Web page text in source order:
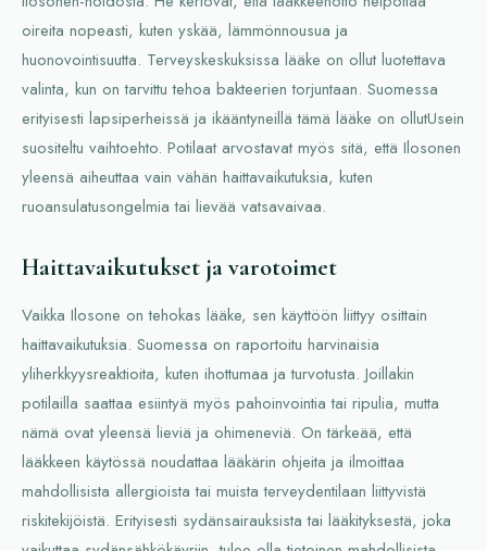
oireita nopeasti, kuten yskää, lämmönnousua ja
huonovointisuutta. Terveyskeskuksissa lääke on ollut luotettava
valinta, kun on tarvittu tehoa bakteerien torjuntaan. Suomessa
erityisesti lapsiperheissä ja ikääntyneillä tämä lääke on ollutUsein
suositeltu vaihtoehto. Potilaat arvostavat myös sitä, että Ilosonen
yleensä aiheuttaa vain vähän haittavaikutuksia, kuten
ruoansulatusongelmia tai lievää vatsavaivaa.
Haittavaikutukset ja varotoimet
Vaikka Ilosone on tehokas lääke, sen käyttöön liittyy osittain
haittavaikutuksia. Suomessa on raportoitu harvinaisia
yliherkkyysreaktioita, kuten ihottumaa ja turvotusta. Joillakin
potilailla saattaa esiintyä myös pahoinvointia tai ripulia, mutta
nämä ovat yleensä lieviä ja ohimeneviä. On tärkeää, että
lääkkeen käytössä noudattaa lääkärin ohjeita ja ilmoittaa
mahdollisista allergioista tai muista terveydentilaan liittyvistä
riskitekijöistä. Erityisesti sydänsairauksista tai lääkityksestä, joka